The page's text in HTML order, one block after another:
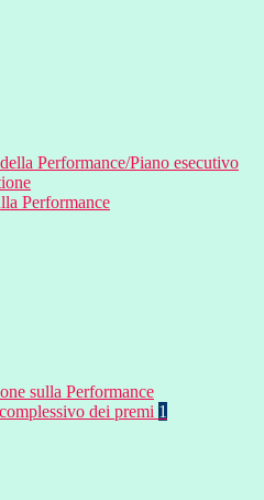
Performance/Piano esecutivo
Performance
sulla Performance
dei premi 1